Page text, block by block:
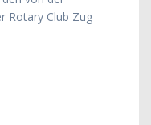
Rotary Club Zug